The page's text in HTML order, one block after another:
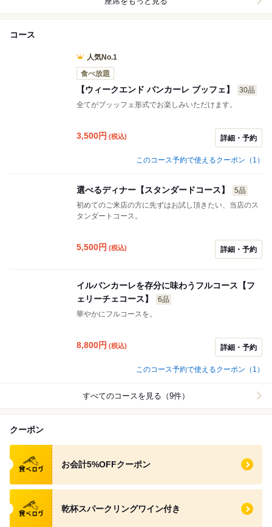
コース
人気No.1
食べ放題
【ウィークエンド バンカーレ ブッフェ】
30品
全てがブッッフェ形式でお楽しみいただけます。
3,500円 (税込) 詳細・予約
このコース予約で使えるクーポン（1）
選べるディナー【スタンダードコース】
5品
初めてのご来店の方に先ずはお試し頂きたい、当店のス
タンダートコース。
5,500円 (税込) 詳細・予約
イルバンカーレを存分に味わうフルコース【フ
ェリーチェコース】
6品
華やかにフルコースを。
8,800円 (税込) 詳細・予約
このコース予約で使えるクーポン（1）
すべてのコースを見る（9件）
クーポン
食べログ クーポン
お会計5%OFFクーポン
食べログ クーポン
乾杯スパークリングワイン付き